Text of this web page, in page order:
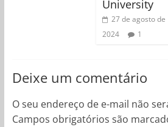
University
27 de agosto de
2024
1
Deixe um comentário
O seu endereço de e-mail não
Campos obrigatórios são